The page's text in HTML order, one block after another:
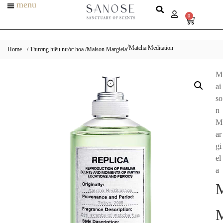
menu
0
Home / Thương hiệu nước hoa /Maison Margiela/Matcha Meditation
M
ai
so
n
M
ar
gi
el
a